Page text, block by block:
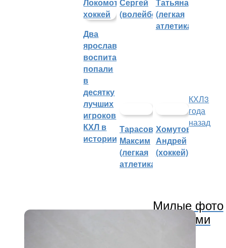
Два
ярославских
воспитанника
попали
в
десятку
лучших
игроков
КХЛ в
истории
(волейбол)(легкая
атлетика)
Тарасов
Максим
(легкая
атлетика)
Хомутов
Андрей
(хоккей)
КХЛ3
года
назад
Милые фото
игроков «Локомотива» с мамами